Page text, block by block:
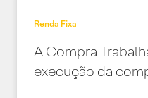
Renda Fixa
A Compra
execução da